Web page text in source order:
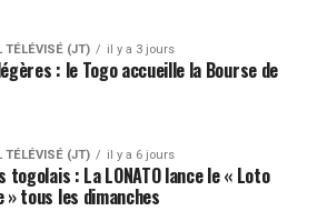
TÉLÉVISÉ (JT) il y a 3 jours
: le Togo accueille la Bourse de
TÉLÉVISÉ (JT) il y a 6 jours
togolais : La LONATO lance le « Loto
» tous les dimanches